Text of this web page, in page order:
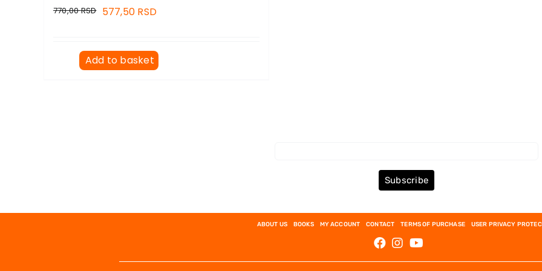
770,00RSD 577,50 RSD
Add to basket
Subscribe
ABOUT US BOOKS MY ACCOUNT CONTACT TERMS OF PURCHASE USER PRIVACY